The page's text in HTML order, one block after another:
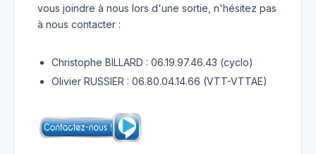
vous joindre à nous lors d'une sortie, n'hésitez pas
à nous contacter :
Christophe BILLARD : 06.19.97.46.43 (cyclo)
Olivier RUSSIER : 06.80.04.14.66 (VTT-VTTAE)